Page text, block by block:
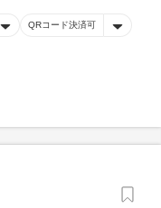
QRコード決済可